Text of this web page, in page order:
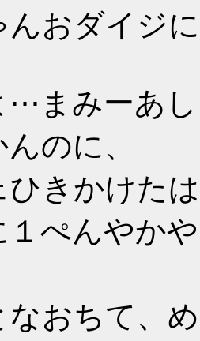
んおダイジ
⋯まみーあ
のに、
ひきかけた
１ぺんやか
なおちて、